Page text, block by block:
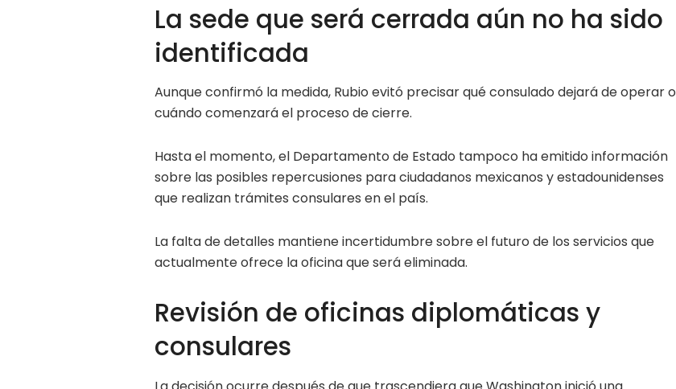
La sede que será cerrada aún no ha sido
identificada
Aunque confirmó la medida, Rubio evitó precisar qué consulado dejará de operar o
cuándo comenzará el proceso de cierre.
Hasta el momento, el Departamento de Estado tampoco ha emitido información
sobre las posibles repercusiones para ciudadanos mexicanos y estadounidenses
que realizan trámites consulares en el país.
La falta de detalles mantiene incertidumbre sobre el futuro de los servicios que
actualmente ofrece la oficina que será eliminada.
Revisión de oficinas diplomáticas y
consulares